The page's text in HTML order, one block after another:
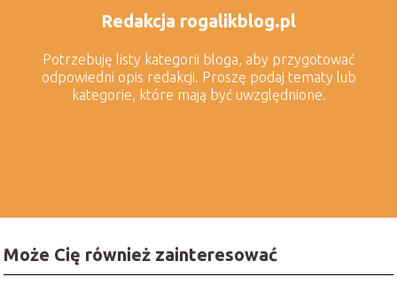
Redakcja rogalikblog.pl
Potrzebuję listy kategorii bloga, aby przygotować
odpowiedni opis redakcji. Proszę podaj tematy lub
kategorie, które mają być uwzględnione.
Może Cię również zainteresować